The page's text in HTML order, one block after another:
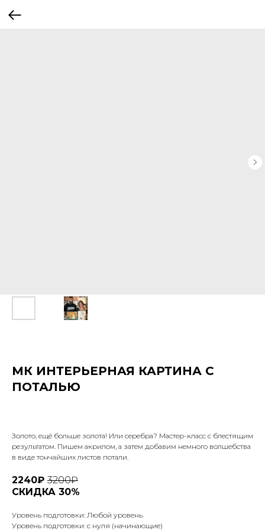
МК ИНТЕРЬЕРНАЯ КАРТИНА С
ПОТАЛЬЮ
Золото, ещё больше золота! Или серебра? Мастер-класс с блестящим
результатом. Пишем акрилом, а затем добавим немного волшебства
в виде тончайших листов потали.
2240₽ 3200₽
СКИДКА 30%
Уровень подготовки: Любой уровень
Уровень подготовки: с нуля (начинающие)